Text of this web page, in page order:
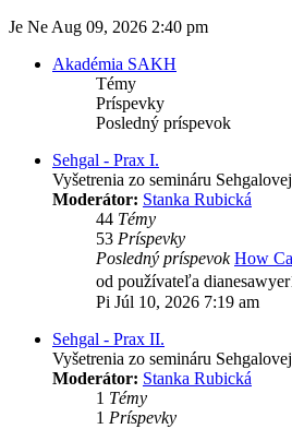
Je Ne Aug 09, 2026 2:40 pm
Akadémia SAKH
Témy
Príspevky
Posledný príspevok
Sehgal - Prax I.
Vyšetrenia zo semináru
Moderátor: Stanka Rubická
44 Témy
53 Príspevky
Posledný príspevok How
od používateľa
Pi Júl 10, 2026 7:19 am
Sehgal - Prax II.
Vyšetrenia zo semináru
Moderátor: Stanka Rubická
1 Témy
1 Príspevky